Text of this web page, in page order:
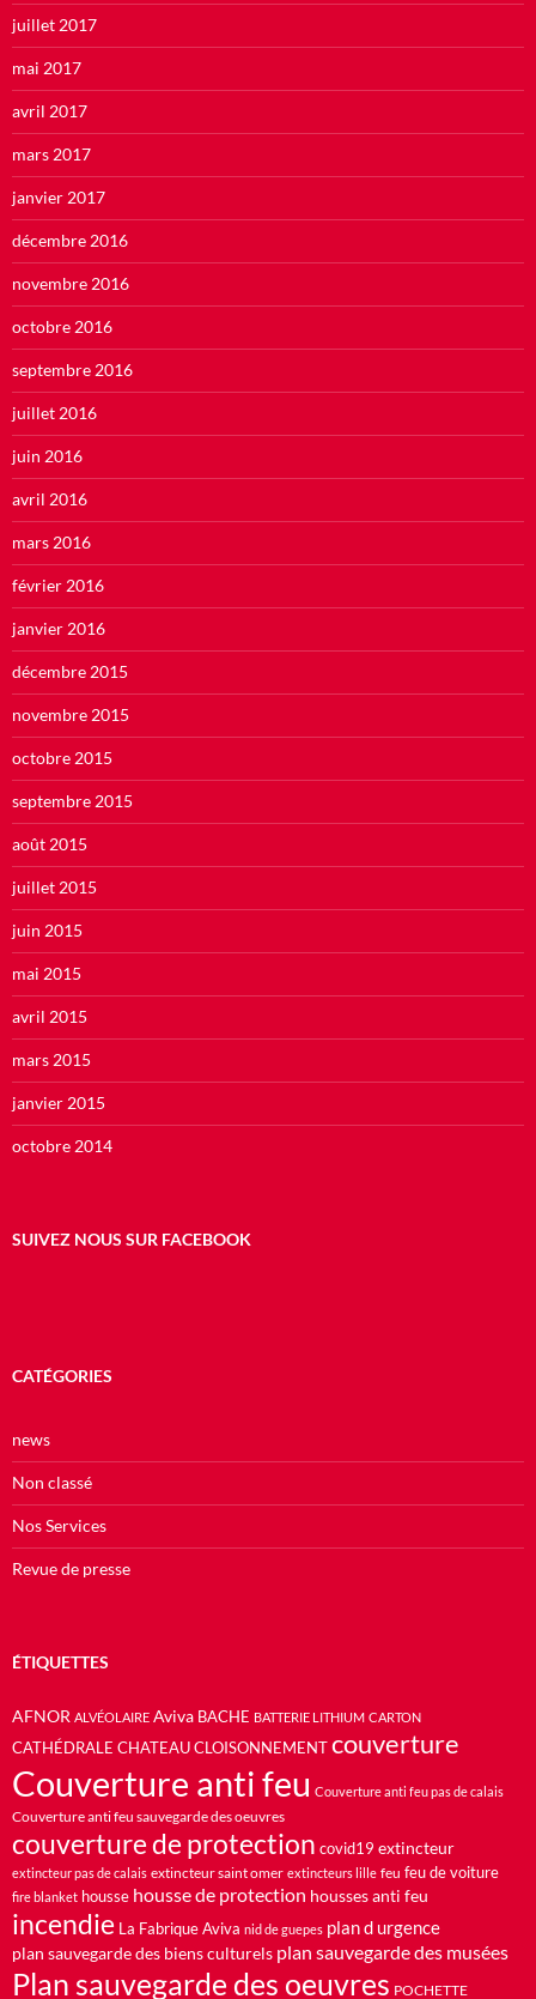
juillet 2017
mai 2017
avril 2017
mars 2017
janvier 2017
décembre 2016
novembre 2016
octobre 2016
septembre 2016
juillet 2016
juin 2016
avril 2016
mars 2016
février 2016
janvier 2016
décembre 2015
novembre 2015
octobre 2015
septembre 2015
août 2015
juillet 2015
juin 2015
mai 2015
avril 2015
mars 2015
janvier 2015
octobre 2014
SUIVEZ NOUS SUR FACEBOOK
CATÉGORIES
news
Non classé
Nos Services
Revue de presse
ÉTIQUETTES
AFNOR ALVÉOLAIRE Aviva BACHE BATTERIE LITHIUM CARTON
CATHÉDRALE CHATEAU CLOISONNEMENT couverture
Couverture anti feu Couverture anti feu pas de calais
Couverture anti feu sauvegarde des oeuvres
couverture de protection covid19 extincteur
extincteur pas de calais extincteur saint omer extincteurs lille feu feu de voiture
fire blanket housse housse de protection housses anti feu
incendie La Fabrique Aviva nid de guepes plan d urgence
plan sauvegarde des biens culturels plan sauvegarde des musées
Plan sauvegarde des oeuvres POCHETTE